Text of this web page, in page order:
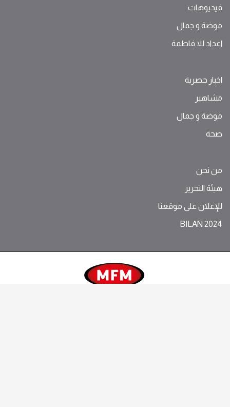
فيديوهات
موضة ‫و‬ ‫‬‫جمال‬
اعداد للا فاطمة
اخبار حصرية
مشاهير
موضة ‫و‬ ‫‬‫جمال‬
صحة
من نحن
هيئة التحرير
للإعلان على موقعنا
BILAN 2024